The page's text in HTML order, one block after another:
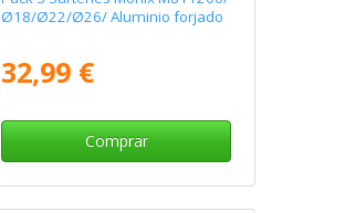
Ø18/Ø22/Ø26/ Aluminio forjado
32,99 €
Comprar